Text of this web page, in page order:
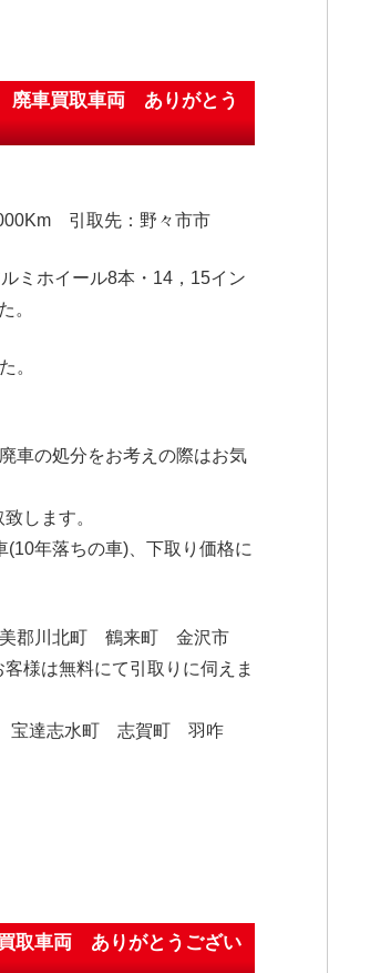
車買取車両 ありがとう
引取先：野々市市
ミホイール8本・14，15イン
。
。
車の処分をお考えの際はお気
します。
年落ちの車)、下取り価格に
美郡川北町 鶴来町 金沢市
は無料にて引取りに伺えま
達志水町 志賀町 羽咋
車両 ありがとうござい